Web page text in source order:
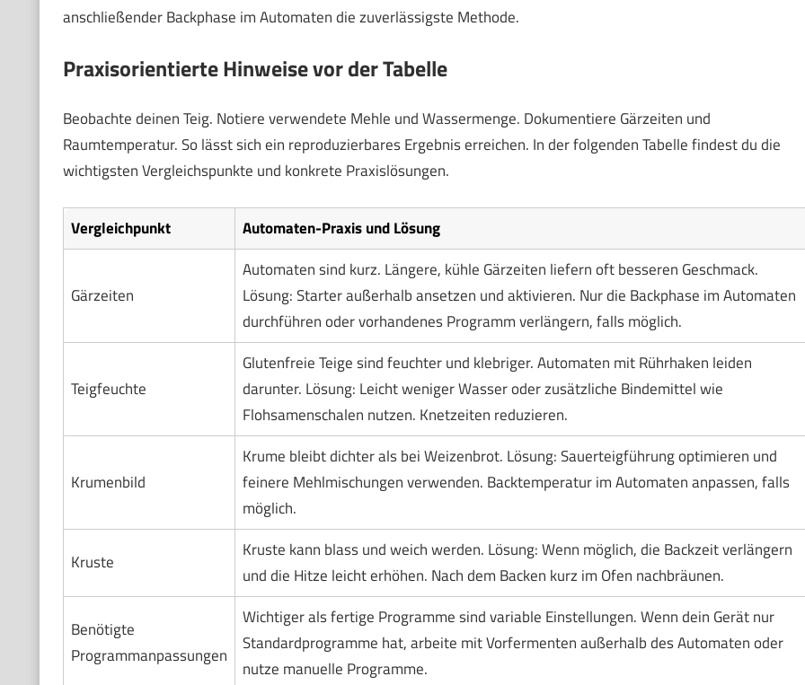
anschließender Backphase im Automaten die zuverlässigste Methode.
Praxisorientierte Hinweise vor der Tabelle
Beobachte deinen Teig. Notiere verwendete Mehle und Wassermenge. Dokumentiere Gärzeiten und
Raumtemperatur. So lässt sich ein reproduzierbares Ergebnis erreichen. In der folgenden Tabelle findest du die
wichtigsten Vergleichspunkte und konkrete Praxislösungen.
Vergleichpunkt Automaten-Praxis und Lösung
Gärzeiten
Automaten sind kurz. Längere, kühle Gärzeiten liefern oft besseren Geschmack.
Lösung: Starter außerhalb ansetzen und aktivieren. Nur die Backphase im Automaten
durchführen oder vorhandenes Programm verlängern, falls möglich.
Teigfeuchte
Glutenfreie Teige sind feuchter und klebriger. Automaten mit Rührhaken leiden
darunter. Lösung: Leicht weniger Wasser oder zusätzliche Bindemittel wie
Flohsamenschalen nutzen. Knetzeiten reduzieren.
Krumenbild
Krume bleibt dichter als bei Weizenbrot. Lösung: Sauerteigführung optimieren und
feinere Mehlmischungen verwenden. Backtemperatur im Automaten anpassen, falls
möglich.
Kruste
Kruste kann blass und weich werden. Lösung: Wenn möglich, die Backzeit verlängern
und die Hitze leicht erhöhen. Nach dem Backen kurz im Ofen nachbräunen.
Benötigte
Programmanpassungen
Wichtiger als fertige Programme sind variable Einstellungen. Wenn dein Gerät nur
Standardprogramme hat, arbeite mit Vorfermenten außerhalb des Automaten oder
nutze manuelle Programme.